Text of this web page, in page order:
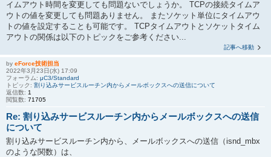
イムアウト時間を変更しても問題ないでしょうか。 TCPの接続タイムア
ウトの値を変更しても問題ありません。 またソケット単位にタイムアウ
トの値を設定することも可能です。 TCPタイムアウトとソケットタイム
アウトの関係は以下のトピックをご参考ください...
記事へ移動
by eForce技術担当
2022年3月23日(水) 17:09
フォーラム: μC3/Standard
トピック: 割り込みサービスルーチン内からメールボックスへの送信について
返信数: 1
閲覧数: 71705
Re: 割り込みサービスルーチン内からメールボックスへの送信
について
割り込みサービスルーチン内から、メールボックスへの送信（isnd_mbx
のような関数）は、